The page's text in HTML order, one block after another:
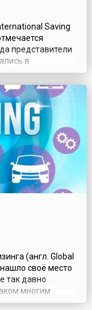
Saving
представители
в
International
конгресса — 31
(англ. Global
своё место
так давно
многим
никакого